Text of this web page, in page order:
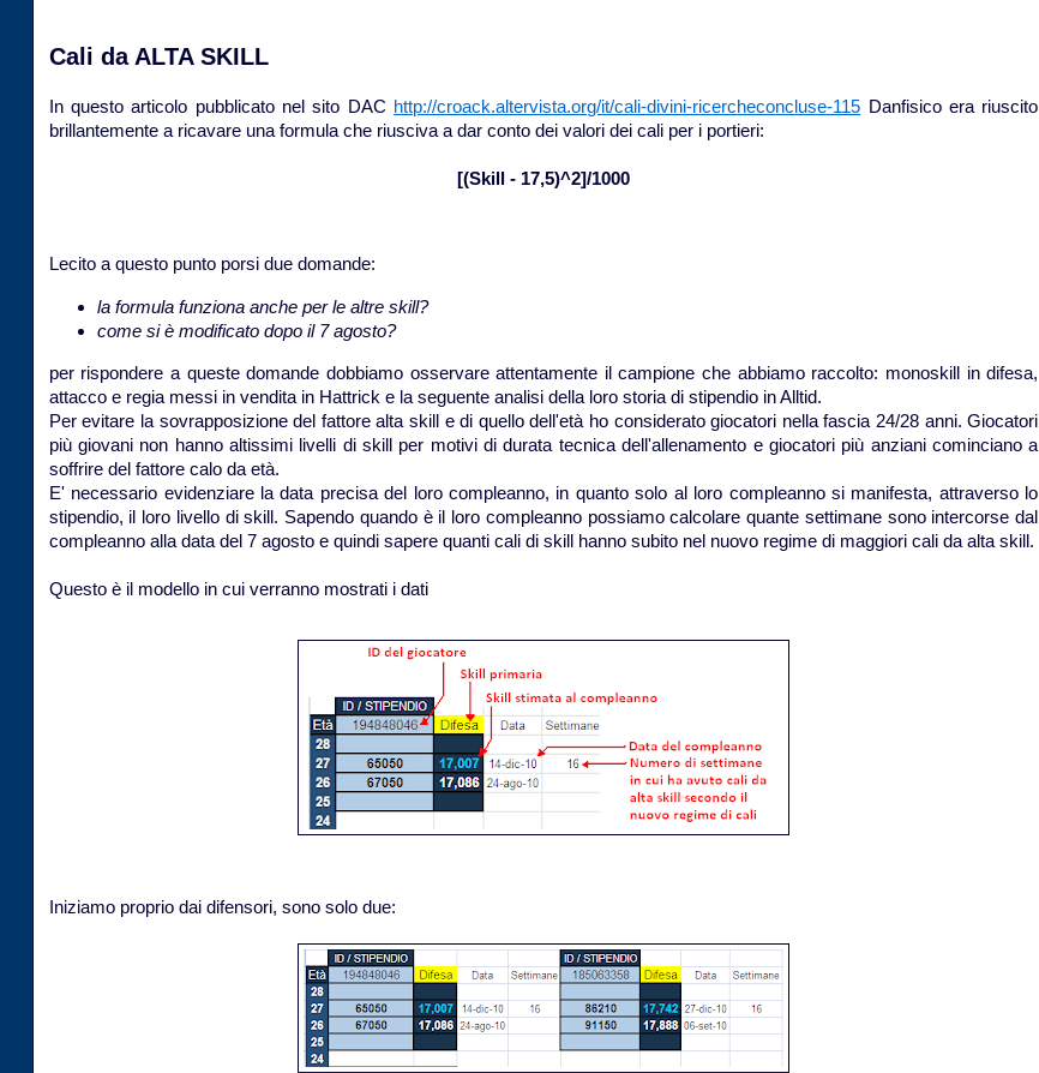
Cali da ALTA SKILL
In questo articolo pubblicato nel sito DAC http://croack.altervista.org/it/cali-divini-ricercheconcluse-115 Danfisico era riuscito
brillantemente a ricavare una formula che riusciva a dar conto dei valori dei cali per i portieri:
[(Skill - 17,5)^2]/1000
Lecito a questo punto porsi due domande:
la formula funziona anche per le altre skill?
come si è modificato dopo il 7 agosto?
per rispondere a queste domande dobbiamo osservare attentamente il campione che abbiamo raccolto: monoskill in difesa,
attacco e regia messi in vendita in Hattrick e la seguente analisi della loro storia di stipendio in Alltid.
Per evitare la sovrapposizione del fattore alta skill e di quello dell'età ho considerato giocatori nella fascia 24/28 anni. Giocatori
più giovani non hanno altissimi livelli di skill per motivi di durata tecnica dell'allenamento e giocatori più anziani cominciano a
soffrire del fattore calo da età.
E' necessario evidenziare la data precisa del loro compleanno, in quanto solo al loro compleanno si manifesta, attraverso lo
stipendio, il loro livello di skill. Sapendo quando è il loro compleanno possiamo calcolare quante settimane sono intercorse dal
compleanno alla data del 7 agosto e quindi sapere quanti cali di skill hanno subito nel nuovo regime di maggiori cali da alta skill.
Questo è il modello in cui verranno mostrati i dati
Iniziamo proprio dai difensori, sono solo due: